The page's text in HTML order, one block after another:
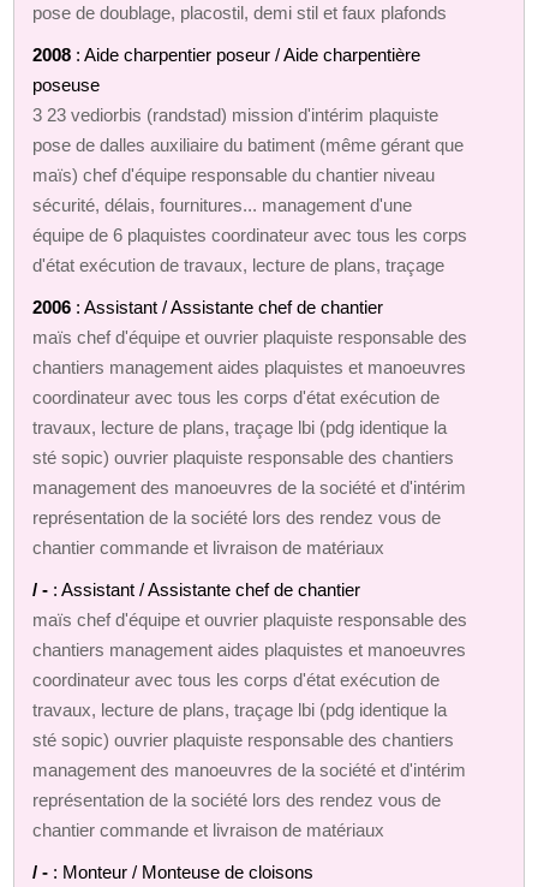
pose de doublage, placostil, demi stil et faux plafonds
2008 : Aide charpentier poseur / Aide charpentière
poseuse
3 23 vediorbis (randstad) mission d'intérim plaquiste
pose de dalles auxiliaire du batiment (même gérant que
maïs) chef d'équipe responsable du chantier niveau
sécurité, délais, fournitures... management d'une
équipe de 6 plaquistes coordinateur avec tous les corps
d'état exécution de travaux, lecture de plans, traçage
2006 : Assistant / Assistante chef de chantier
maïs chef d'équipe et ouvrier plaquiste responsable des
chantiers management aides plaquistes et manoeuvres
coordinateur avec tous les corps d'état exécution de
travaux, lecture de plans, traçage lbi (pdg identique la
sté sopic) ouvrier plaquiste responsable des chantiers
management des manoeuvres de la société et d'intérim
représentation de la société lors des rendez vous de
chantier commande et livraison de matériaux
/ - : Assistant / Assistante chef de chantier
maïs chef d'équipe et ouvrier plaquiste responsable des
chantiers management aides plaquistes et manoeuvres
coordinateur avec tous les corps d'état exécution de
travaux, lecture de plans, traçage lbi (pdg identique la
sté sopic) ouvrier plaquiste responsable des chantiers
management des manoeuvres de la société et d'intérim
représentation de la société lors des rendez vous de
chantier commande et livraison de matériaux
/ - : Monteur / Monteuse de cloisons